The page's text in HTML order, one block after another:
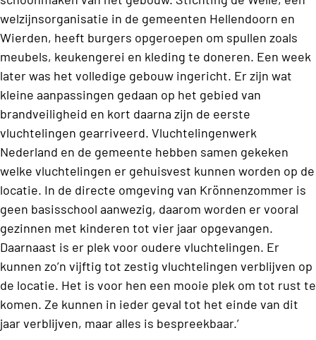
welzijnsorganisatie in de gemeenten Hellendoorn en
Wierden, heeft burgers opgeroepen om spullen zoals
meubels, keukengerei en kleding te doneren. Een week
later was het volledige gebouw ingericht. Er zijn wat
kleine aanpassingen gedaan op het gebied van
brandveiligheid en kort daarna zijn de eerste
vluchtelingen gearriveerd. Vluchtelingenwerk
Nederland en de gemeente hebben samen gekeken
welke vluchtelingen er gehuisvest kunnen worden op de
locatie. In de directe omgeving van Krönnenzommer is
geen basisschool aanwezig, daarom worden er vooral
gezinnen met kinderen tot vier jaar opgevangen.
Daarnaast is er plek voor oudere vluchtelingen. Er
kunnen zo’n vijftig tot zestig vluchtelingen verblijven op
de locatie. Het is voor hen een mooie plek om tot rust te
komen. Ze kunnen in ieder geval tot het einde van dit
jaar verblijven, maar alles is bespreekbaar.’